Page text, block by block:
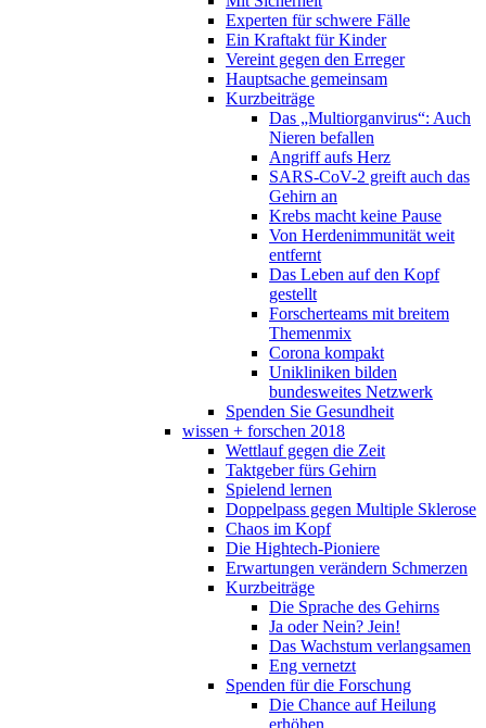
Experten für schwere Fälle
Ein Kraftakt für Kinder
Vereint gegen den Erreger
Hauptsache gemeinsam
Kurzbeiträge
Das „Multiorganvirus“: Auch
Nieren befallen
Angriff aufs Herz
SARS-CoV-2 greift auch das
Gehirn an
Krebs macht keine Pause
Von Herdenimmunität weit
entfernt
Das Leben auf den Kopf
gestellt
Forscherteams mit breitem
Themenmix
Corona kompakt
Unikliniken bilden
bundesweites Netzwerk
Spenden Sie Gesundheit
wissen + forschen 2018
Wettlauf gegen die Zeit
Taktgeber fürs Gehirn
Spielend lernen
Doppelpass gegen Multiple Sklerose
Chaos im Kopf
Die Hightech-Pioniere
Erwartungen verändern Schmerzen
Kurzbeiträge
Die Sprache des Gehirns
Ja oder Nein? Jein!
Das Wachstum verlangsamen
Eng vernetzt
Spenden für die Forschung
Die Chance auf Heilung
erhöhen